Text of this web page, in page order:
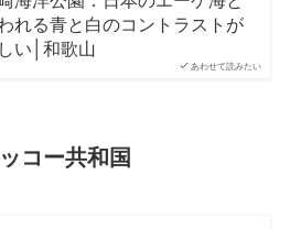
あわせて読みたい
れる青と白のコントラストが
い│和歌山
コー共和国